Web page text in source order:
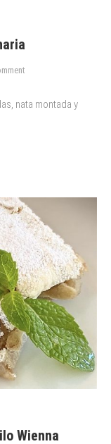
on
de
nata montada y
Wienna